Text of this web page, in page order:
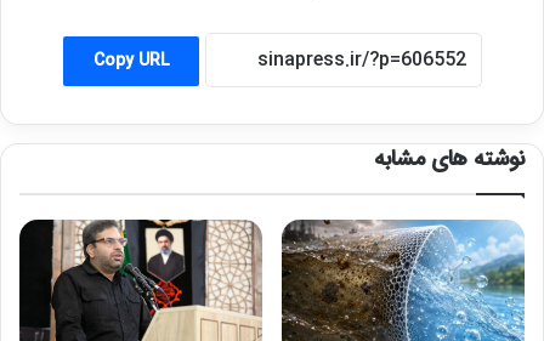
Copy URL
نوشته های مشابه